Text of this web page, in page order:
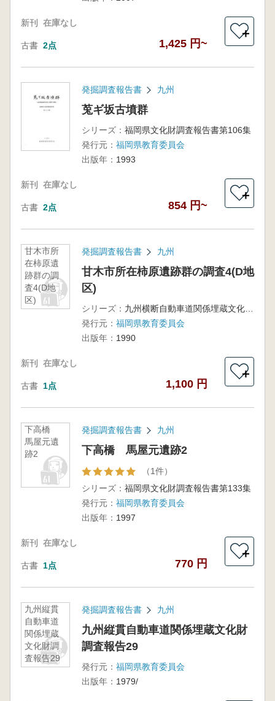
新刊 在庫なし
古書 2点 1,425 円~
＋
発掘調査報告書 九州
莵ギ坂古墳群
シリーズ： 福岡県文化財調査報告書第106集
発行元： 福岡県教育委員会
出版年： 1993
新刊 在庫なし
古書 2点 854 円~
＋
甘木市所
在柿原遺
跡群の調
査4(D地
区)
発掘調査報告書 九州
甘木市所在柿原遺跡群の調査4(D地
区)
シリーズ：
九州横断自動車道関係埋蔵文化財調査報告(19)
発行元： 福岡県教育委員会
出版年： 1990
新刊 在庫なし
古書 1点 1,100 円
＋
下高橋
馬屋元遺
跡2
発掘調査報告書 九州
下高橋 馬屋元遺跡2
（1件）
シリーズ： 福岡県文化財調査報告書第133集
発行元： 福岡県教育委員会
出版年： 1997
新刊 在庫なし
古書 1点 770 円
＋
九州縦貫
自動車道
関係埋蔵
文化財調
査報告29
発掘調査報告書 九州
九州縦貫自動車道関係埋蔵文化財
調査報告29
発行元： 福岡県教育委員会
出版年： 1979/